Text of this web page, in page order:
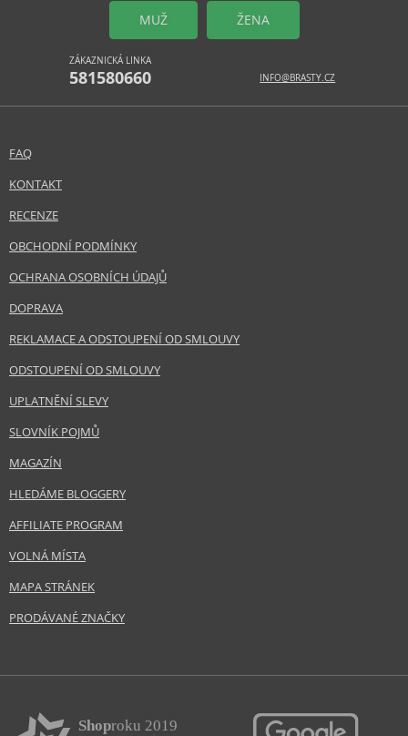
MUŽ ŽENA
ZÁKAZNICKÁ LINKA
581580660 INFO@BRASTY.CZ
FAQ
KONTAKT
RECENZE
OBCHODNÍ PODMÍNKY
OCHRANA OSOBNÍCH ÚDAJŮ
DOPRAVA
REKLAMACE A ODSTOUPENÍ OD SMLOUVY
ODSTOUPENÍ OD SMLOUVY
UPLATNĚNÍ SLEVY
SLOVNÍK POJMŮ
MAGAZÍN
HLEDÁME BLOGGERY
AFFILIATE PROGRAM
VOLNÁ MÍSTA
MAPA STRÁNEK
PRODÁVANÉ ZNAČKY